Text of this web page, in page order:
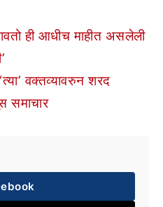
ही आधीच माहीत असलेली
वक्तव्यावरुन शरद
समाचार